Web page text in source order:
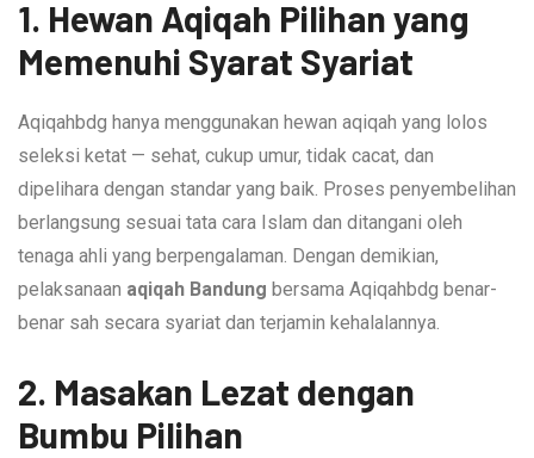
1. Hewan Aqiqah Pilihan yang
Memenuhi Syarat Syariat
Aqiqahbdg hanya menggunakan hewan aqiqah yang lolos
seleksi ketat — sehat, cukup umur, tidak cacat, dan
dipelihara dengan standar yang baik. Proses penyembelihan
berlangsung sesuai tata cara Islam dan ditangani oleh
tenaga ahli yang berpengalaman. Dengan demikian,
pelaksanaan aqiqah Bandung bersama Aqiqahbdg benar-
benar sah secara syariat dan terjamin kehalalannya.
2. Masakan Lezat dengan
Bumbu Pilihan